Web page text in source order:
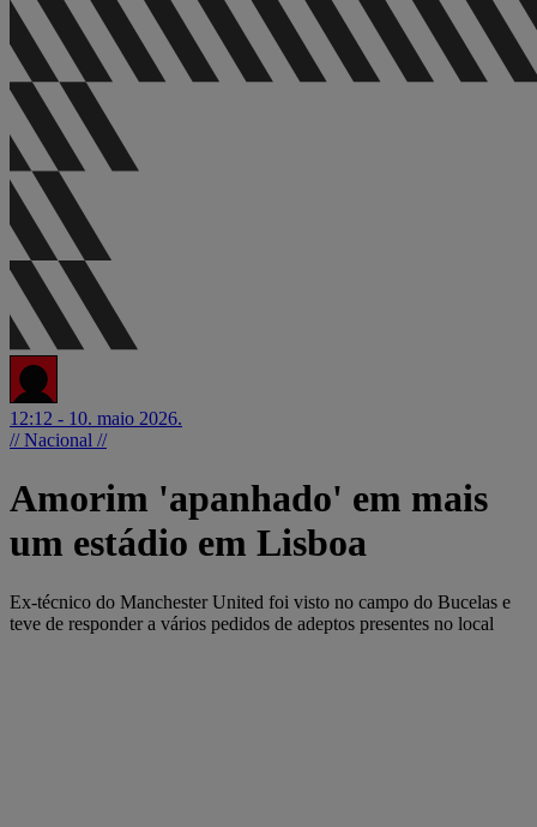
12:12 - 10. maio 2026.
// Nacional //
Amorim 'apanhado' em mais
um estádio em Lisboa
Ex-técnico do Manchester United foi visto no campo do Bucelas e
teve de responder a vários pedidos de adeptos presentes no local